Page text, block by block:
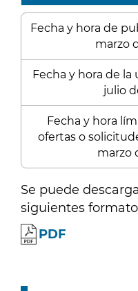
Fecha y hora de
marzo
Fecha y hora de la
julio
Fecha y hora
ofertas o
marzo
Se puede
siguientes
PDF